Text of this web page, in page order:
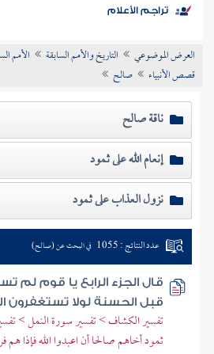
موضوعي
تراجم الأعلام
العرض الموضوعي التاريخ والأمم السابقة الأمم
قصص الأنبياء
صالح
ناقة صالح
إنعام الله على ثمود
نزول العذاب على ثمود
عدد النتائج : 1055 في البحث عن (صالح)
قال الجزء الرابع يا قوم لم
قبل الحسنة لولا تستغفرون
تفسير الكشاف > تفسير سورة النمل >
ثمود أخاهم صالحا أن اعبدوا الله فإذا